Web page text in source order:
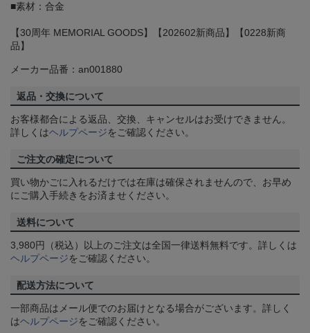
■素材：合金
【30周年 MEMORIAL GOODS】【202602新商品】【0228新商
品】
メーカー品番：an001880
返品・交換について
お客様都合による返品、交換、キャンセルはお受けできません。
詳しくはヘルプページをご確認ください。
ご注文の確定について
買い物かごに入れるだけでは在庫は確保されませんので、お早め
にご購入手続きをお済ませください。
送料について
3,980円（税込）以上のご注文は全国一律送料無料です。詳しくは
ヘルプページをご確認ください。
配送方法について
一部商品はメール便でのお届けとなる場合がございます。詳しく
はヘルプページをご確認ください。